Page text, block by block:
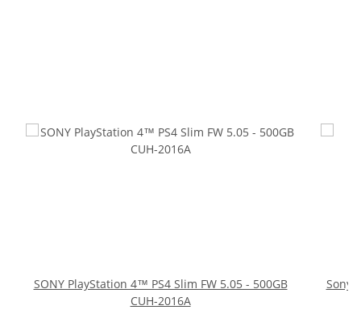
SONY PlayStation 4™ PS4 Slim FW 5.05 - 500GB
CUH-2016A
Sony